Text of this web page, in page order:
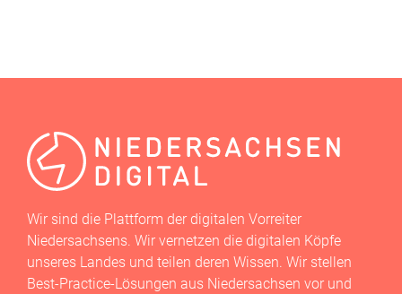
Wir sind die Plattform der digitalen Vorreiter
Niedersachsens. Wir vernetzen die digitalen Köpfe
unseres Landes und teilen deren Wissen. Wir stellen
Best-Practice-Lösungen aus Niedersachsen vor und